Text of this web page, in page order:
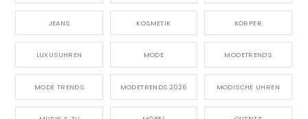
JEANS KOSMETIK KÖRPER
LUXUSUHREN MODE MODETRENDS
MODE TRENDS MODETRENDS 2026 MODISCHE UHREN